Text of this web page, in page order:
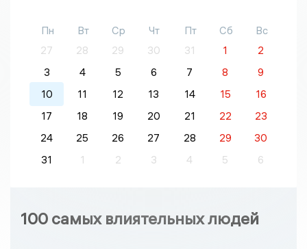
Пн Вт Ср Чт Пт Сб
Вс
27
28 29 30 31 1
2
3
4 5 6 7 8
9
10
11 12 13 14 15
16
17
18 19 20 21 22
23
24
25 26 27 28 29
30
31
1 2 3 4 5 6
100 самых влиятельных людей